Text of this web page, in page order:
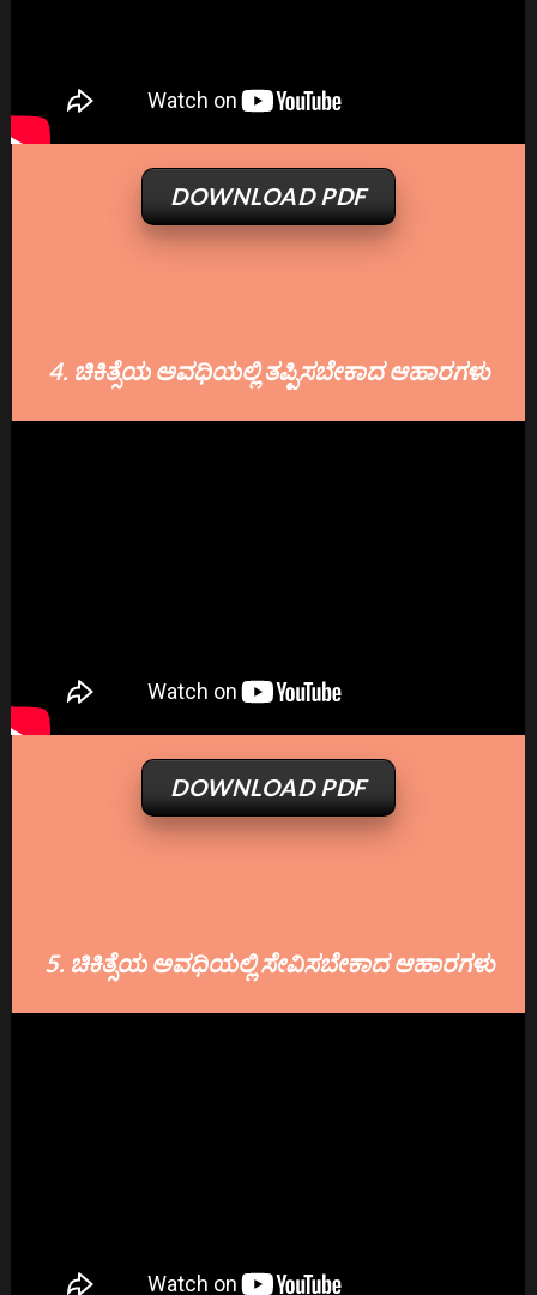
DOWNLOAD PDF
4. ಚಿಕಿತ್ಸೆಯ ಅವಧಿಯಲ್ಲಿ ತಪ್ಪಿಸಬೇಕಾದ ಆಹಾರಗಳು
DOWNLOAD PDF
5. ಚಿಕಿತ್ಸೆಯ ಅವಧಿಯಲ್ಲಿ ಸೇವಿಸಬೇಕಾದ ಆಹಾರಗಳು